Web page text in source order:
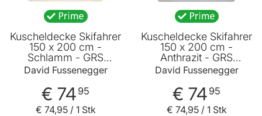
Kuscheldecke Skifahrer
150 x 200 cm -
Schlamm - GRS
zertifiziert - von David
Fussenegger
David Fussenegger
€ 74 95
€ 74,95/ 1 Stk
Kuscheldecke Skifahrer
150 x 200 cm -
Anthrazit - GRS
zertifiziert - von David
Fussenegger
David Fussenegger
€ 74 95
€ 74,95/ 1 Stk